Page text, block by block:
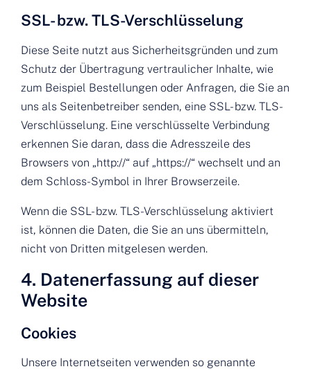
SSL- bzw. TLS-Verschlüsselung
Diese Seite nutzt aus Sicherheitsgründen und zum
Schutz der Übertragung vertraulicher Inhalte, wie
zum Beispiel Bestellungen oder Anfragen, die Sie an
uns als Seitenbetreiber senden, eine SSL- bzw. TLS-
Verschlüsselung. Eine verschlüsselte Verbindung
erkennen Sie daran, dass die Adresszeile des
Browsers von „http://“ auf „https://“ wechselt und an
dem Schloss-Symbol in Ihrer Browserzeile.
Wenn die SSL- bzw. TLS-Verschlüsselung aktiviert
ist, können die Daten, die Sie an uns übermitteln,
nicht von Dritten mitgelesen werden.
4. Datenerfassung auf dieser
Website
Cookies
Unsere Internetseiten verwenden so genannte